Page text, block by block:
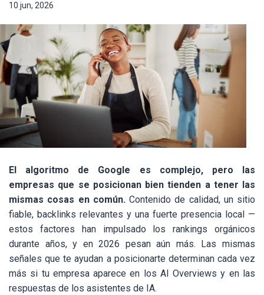
Español
10 jun, 2026
El algoritmo de Google es complejo, pero las
empresas que se posicionan bien tienden a tener las
mismas cosas en común.Contenido de calidad, un sitio
fiable, backlinks relevantes y una fuerte presencia local —
estos factores han impulsado los rankings orgánicos
durante años, y en 2026 pesan aún más. Las mismas
señales que te ayudan a posicionarte determinan cada vez
más si tu empresa aparece en los AI Overviews y en las
respuestas de los asistentes de IA.